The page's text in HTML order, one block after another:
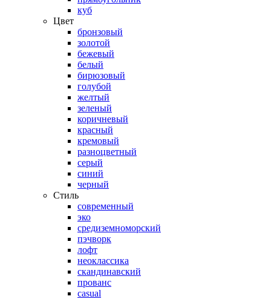
куб
Цвет
бронзовый
золотой
бежевый
белый
бирюзовый
голубой
желтый
зеленый
коричневый
красный
кремовый
разноцветный
серый
синий
черный
Стиль
современный
эко
средиземноморский
пэчворк
лофт
неоклассика
скандинавский
прованс
casual